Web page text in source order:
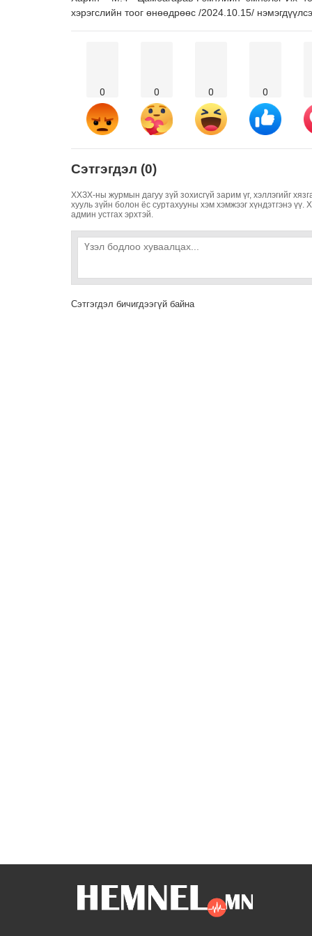
хэрэгслийн тоог өнөөдрөөс /2024.10.15/
0 0 0 0
Сэтгэгдэл (0)
ХХЗХ-ны журмын дагуу зүй зохисгүй зарим үг, хэллэгийг
хууль зүйн болон ёс суртахууны хэм хэмжээг хүндэтгэнэ үү.
админ устгах эрхтэй.
Сэтгэгдэл бичигдээгүй байна